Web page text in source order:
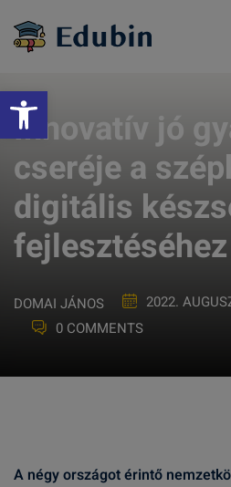
Eszköztár megnyitása
content
Innovatív jó
cseréje a
digitális
fejlesztéséhez
DOMAI JÁNOS
2022.
0 COMMENTS
A négy országot érintő